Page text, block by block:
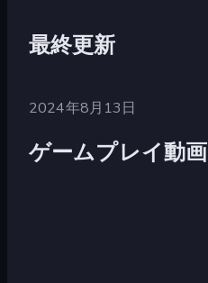
最終更新
2024年8月13日
ゲームプレイ動画